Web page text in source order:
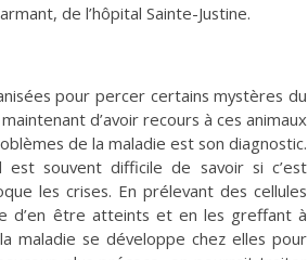
de l’hôpital Sainte-Justine.
pour percer certains mystères du
d’avoir recours à ces animaux
de la maladie est son diagnostic.
est souvent difficile de savoir si c’est
les crises. En prélevant des cellules
d’en être atteints et en les greffant à
maladie se développe chez elles pour